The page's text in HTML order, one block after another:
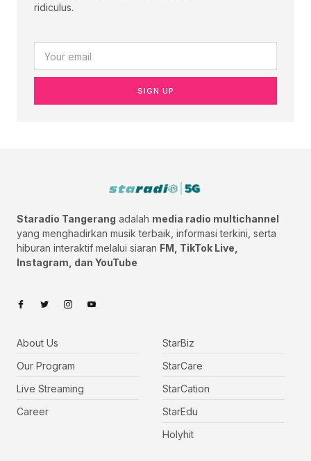
ridiculus.
SIGN UP
Staradio Tangerang adalah media radio multichannel
yang menghadirkan musik terbaik, informasi terkini, serta
hiburan interaktif melalui siaran FM, TikTok Live,
Instagram, dan YouTube
About Us
Our Program
Live Streaming
Career
StarBiz
StarCare
StarCation
StarEdu
Holyhit